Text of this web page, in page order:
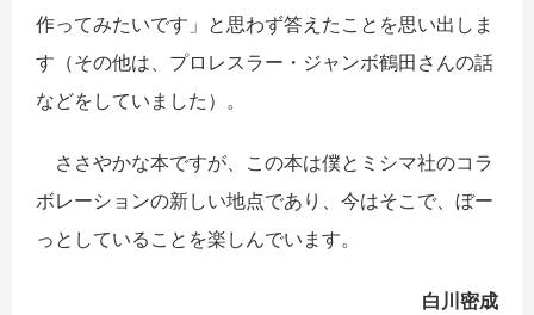
作ってみたいです」と思わず答えたことを思い出しま
す（その他は、プロレスラー・ジャンボ鶴田さんの話
などをしていました）。
ささやかな本ですが、この本は僕とミシマ社のコラ
ボレーションの新しい地点であり、今はそこで、ぼー
っとしていることを楽しんでいます。
白川密成